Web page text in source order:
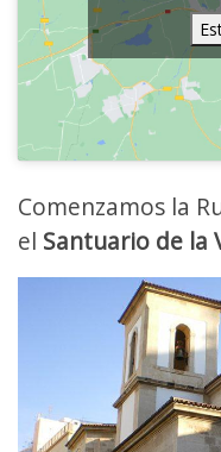
Comenzamos la
el Santuario de la